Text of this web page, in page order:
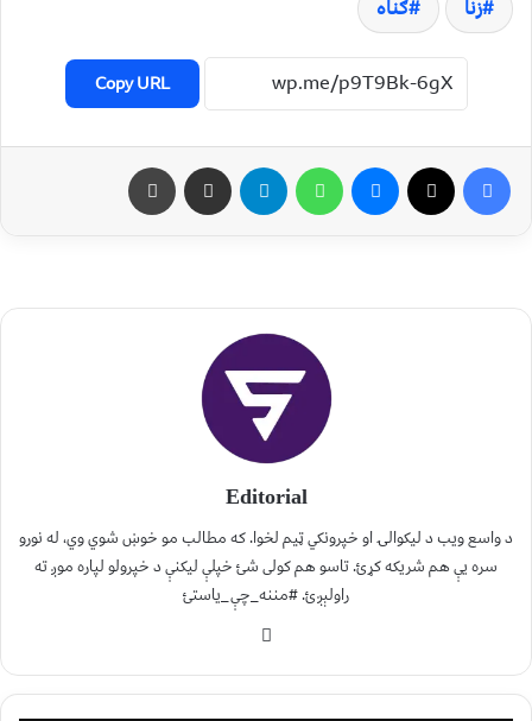
زنا ګناه
Copy URL
Editorial
د واسع ویب د لیکوالۍ او خپرونکي ټیم لخوا. که مطالب مو خوښ شوي وي، له نورو
سره یې هم شریکه کړئ. تاسو هم کولی شئ خپلې لیکنې د خپرولو لپاره موږ ته
راولېږئ. #مننه_چې_یاستئ